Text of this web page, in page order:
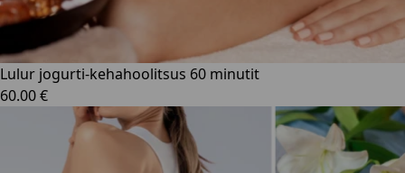
Lulur jogurti-kehahoolitsus 60 minutit
60.00 €